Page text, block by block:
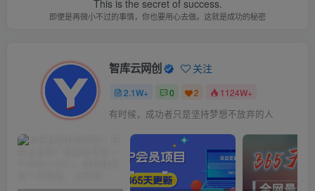
This is the secret of success.
即便是再微小不过的事情，你也要用心去做。这就是成功的秘密
智库云网创 关注
2.1W+ 0 2 1124W+
有时候，成功者只是坚持梦想不放弃的人